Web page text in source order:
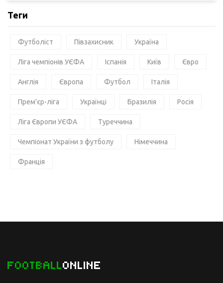
Теги
Футболіст Півзахисник Україна
Ліга чемпіонів УЄФА Іспанія Київ Євро
Англія Європа Футбол Італія
Прем'єр-ліга Українці Бразилія Росія
Ліга Європи УЄФА Туреччина
Чемпіонат України з футболу Німеччина
Франція
FOOTBALLONLINE